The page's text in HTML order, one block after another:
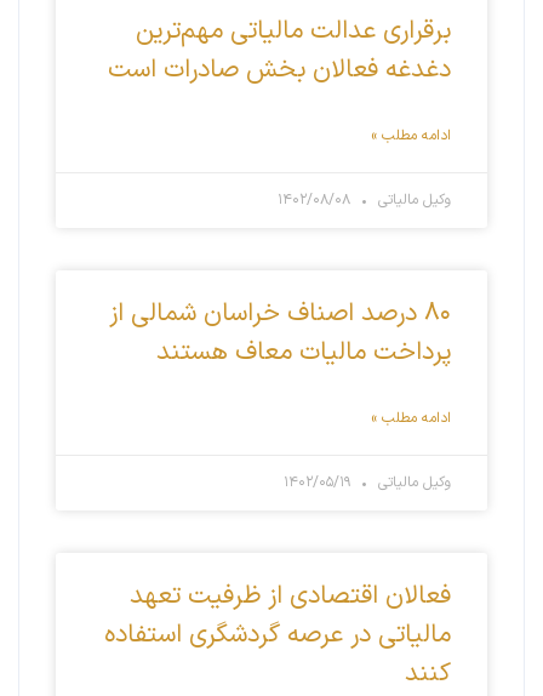
برقراری عدالت مالیاتی مهم‌ترین
دغدغه فعالان بخش صادرات است
ادامه مطلب »
وکیل مالیاتی
۸۰ درصد اصناف خراسان شمالی از
پرداخت مالیات معاف هستند
ادامه مطلب »
وکیل مالیاتی
فعالان اقتصادی از ظرفیت تعهد
مالیاتی در عرصه گردشگری استفاده
کنند